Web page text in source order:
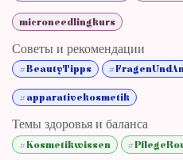
microneedlingkurs
Советы и рекомендации
#BeautyTipps
#apparativekosmetik
Темы здоровья и баланса
#Kosmetikwissen